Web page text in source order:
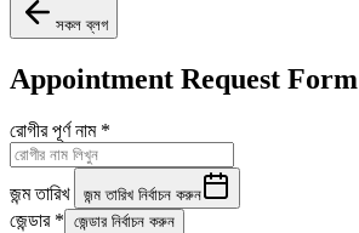
সকল ব্লগ
Appointment Request Form
রোগীর পূর্ণ নাম *
জন্ম তারিখ জন্ম তারিখ নির্বাচন করুন
জেন্ডার * জেন্ডার নির্বাচন করুন